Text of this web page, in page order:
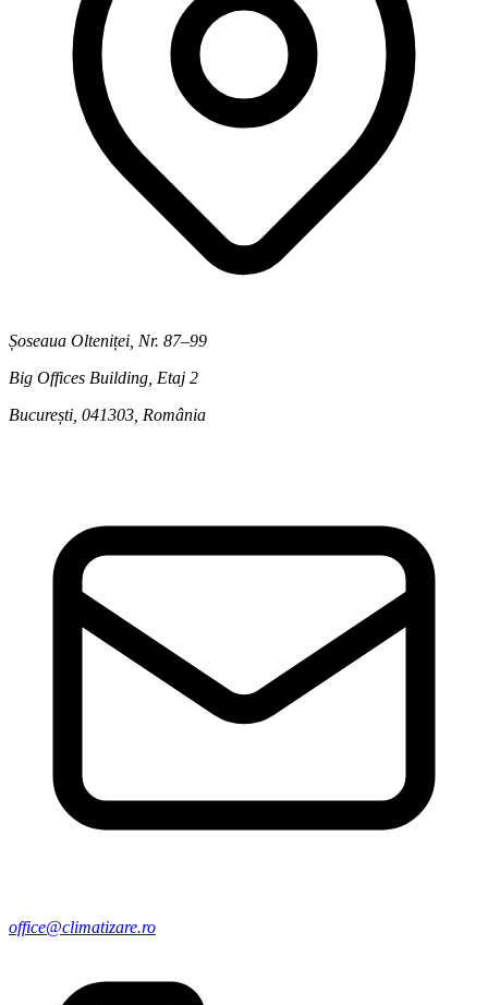
Șoseaua Olteniței, Nr. 87–99
Big Offices Building, Etaj 2
București, 041303 România
office@climatizare.ro